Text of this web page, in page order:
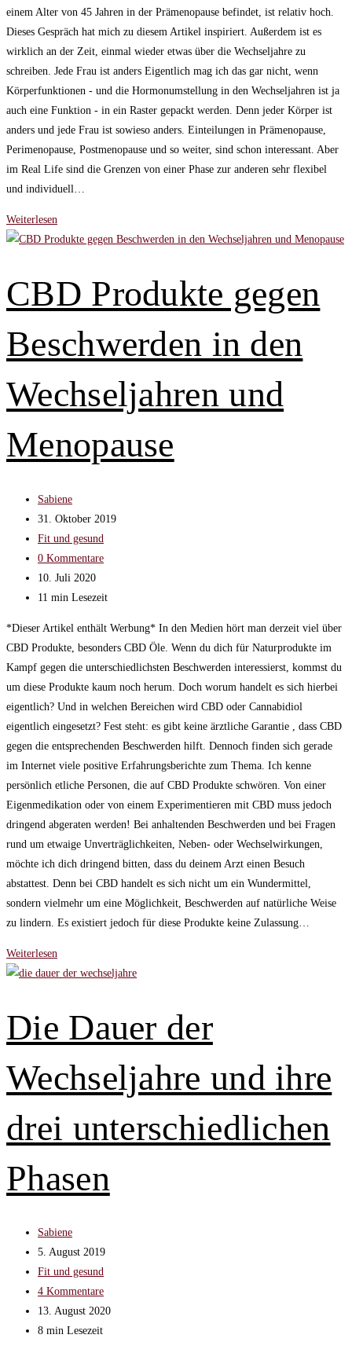
einem Alter von 45 Jahren in der Prämenopause befindet, ist relativ hoch.
Dieses Gespräch hat mich zu diesem Artikel inspiriert. Außerdem ist es
wirklich an der Zeit, einmal wieder etwas über die Wechseljahre zu
schreiben. Jede Frau ist anders Eigentlich mag ich das gar nicht, wenn
Körperfunktionen - und die Hormonumstellung in den Wechseljahren ist ja
auch eine Funktion - in ein Raster gepackt werden. Denn jeder Körper ist
anders und jede Frau ist sowieso anders. Einteilungen in Prämenopause,
Perimenopause, Postmenopause und so weiter, sind schon interessant. Aber
im Real Life sind die Grenzen von einer Phase zur anderen sehr flexibel
und individuell…
Weiterlesen
ersten
Wechseljahre
es
dir
schon
CBD Produkte gegen
Beschwerden in den
Wechseljahren und
Menopause
Beitrags-
Autor:
Sabiene
Beitrag
veröffentlicht:
31. Oktober 2019
Beitrags-
Kategorie:
Fit und gesund
Beitrags-
Kommentare:
0 Kommentare
Beitrag
zuletzt
am:
10. Juli 2020
Lesedauer:
11 min Lesezeit
*Dieser Artikel enthält Werbung* In den Medien hört man derzeit viel über
CBD Produkte, besonders CBD Öle. Wenn du dich für Naturprodukte im
Kampf gegen die unterschiedlichsten Beschwerden interessierst, kommst du
um diese Produkte kaum noch herum. Doch worum handelt es sich hierbei
eigentlich? Und in welchen Bereichen wird CBD oder Cannabidiol
eigentlich eingesetzt? Fest steht: es gibt keine ärztliche Garantie , dass CBD
gegen die entsprechenden Beschwerden hilft. Dennoch finden sich gerade
im Internet viele positive Erfahrungsberichte zum Thema. Ich kenne
persönlich etliche Personen, die auf CBD Produkte schwören. Von einer
Eigenmedikation oder von einem Experimentieren mit CBD muss jedoch
dringend abgeraten werden! Bei anhaltenden Beschwerden und bei Fragen
rund um etwaige Unverträglichkeiten, Neben- oder Wechselwirkungen,
möchte ich dich dringend bitten, dass du deinem Arzt einen Besuch
abstattest. Denn bei CBD handelt es sich nicht um ein Wundermittel,
sondern vielmehr um eine Möglichkeit, Beschwerden auf natürliche Weise
zu lindern. Es existiert jedoch für diese Produkte keine Zulassung…
Weiterlesen
Produkte
in
Wechseljahren
und
Die Dauer der
Wechseljahre und ihre
drei unterschiedlichen
Phasen
Beitrags-
Autor:
Sabiene
Beitrag
veröffentlicht:
5. August 2019
Beitrags-
Kategorie:
Fit und gesund
Beitrags-
Kommentare:
4 Kommentare
Beitrag
zuletzt
13. August 2020
Lesedauer:
8 min Lesezeit